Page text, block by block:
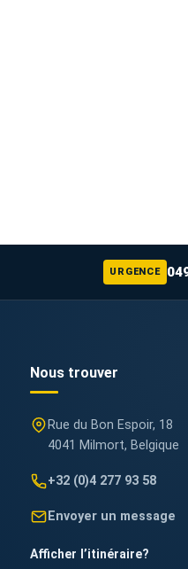
URGENCE
Nous trouver
Rue du Bon Espoir, 18
4041 Milmort, Belgique
+32 (0)4 277 93 58
Envoyer un message
Afficher l’itinéraire?